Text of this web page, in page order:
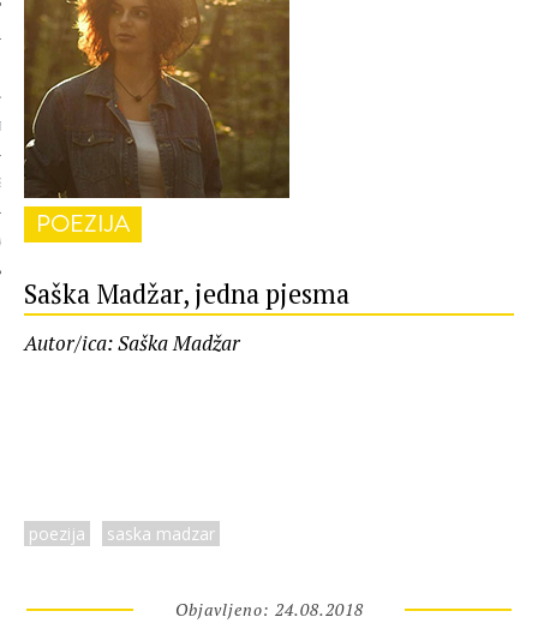
POEZIJA
Saška Madžar, jedna pjesma
Autor/ica: Saška Madžar
poezija saska madzar
Objavljeno: 24.08.2018